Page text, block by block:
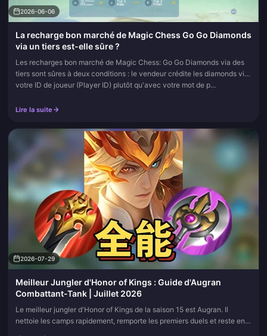
2026-06-06
La recharge bon marché de Magic Chess Go Go Diamonds
via un tiers est-elle sûre ?
Les recharges bon marché de Magic Chess: Go Go Diamonds via des
tiers sont sûres à deux conditions : le vendeur crédite les diamonds via
votre ID de joueur (Player ID) plutôt qu'avec votre mot de p...
Lire la suite
2026-07-29
Meilleur Jungler d'Honor of Kings : Guide d'Augran
Combattant-Tank | Juillet 2026
Le meilleur jungler d'Honor of Kings de la saison 15 est Augran. Il
nettoie les camps rapidement, remporte les premiers duels et reste en